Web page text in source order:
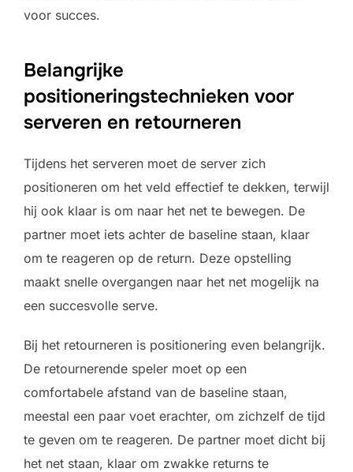
voor succes.
Belangrijke
positioneringstechnieken voor
serveren en retourneren
Tijdens het serveren moet de server zich
positioneren om het veld effectief te dekken, terwijl
hij ook klaar is om naar het net te bewegen. De
partner moet iets achter de baseline staan, klaar
om te reageren op de return. Deze opstelling
maakt snelle overgangen naar het net mogelijk na
een succesvolle serve.
Bij het retourneren is positionering even belangrijk.
De retournerende speler moet op een
comfortabele afstand van de baseline staan,
meestal een paar voet erachter, om zichzelf de tijd
te geven om te reageren. De partner moet dicht bij
het net staan, klaar om zwakke returns te